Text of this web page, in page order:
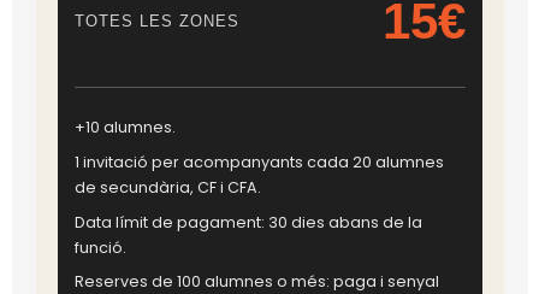
TOTES LES ZONES 15€
+10 alumnes.
1 invitació per acompanyants cada 20 alumnes
de secundària, CF i CFA.
Data límit de pagament: 30 dies abans de la
funció.
Reserves de 100 alumnes o més: paga i senyal